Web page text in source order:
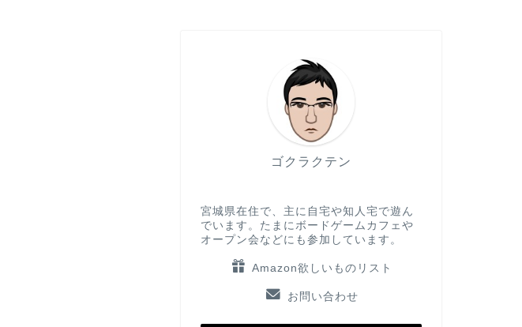
ゴクラクテン
宮城県在住で、主に自宅や知人宅で遊ん
でいます。たまにボードゲームカフェや
オープン会などにも参加しています。
Amazon欲しいものリスト
お問い合わせ